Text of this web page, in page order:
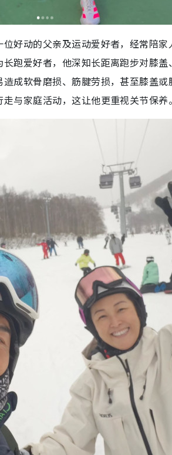
好动的父亲及运动爱好者，经常陪
跑爱好者，他深知长距离跑步对膝
成软骨磨损、筋腱劳损，甚至膝盖
与家庭活动，这让他更重视关节保养。